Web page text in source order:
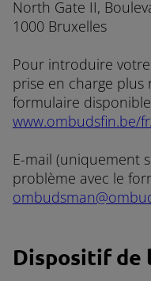
North Gate II,
1000 Bruxelles
Pour introduire
prise en charge plus
formulaire
www.ombudsfin.be/
E-mail (uniquement
problème avec le
Dispositif de